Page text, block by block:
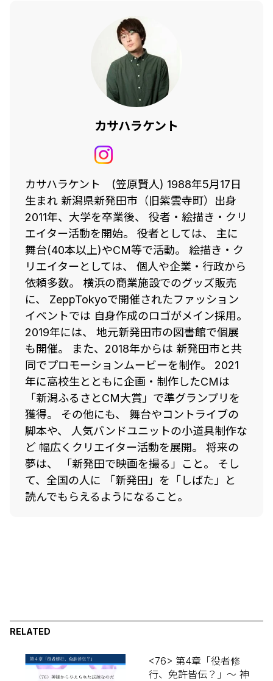
カサハラケント
カサハラケント (笠原賢人) 1988年5月17日
生まれ 新潟県新発田市（旧紫雲寺町）出身
2011年、大学を卒業後、 役者・絵描き・クリ
エイター活動を開始。 役者としては、 主に
舞台(40本以上)やCM等で活動。 絵描き・ク
リエイターとしては、 個人や企業・行政から
依頼多数。 横浜の商業施設でのグッズ販売
に、 ZeppTokyoで開催されたファッション
イベントでは 自身作成のロゴがメイン採用。
2019年には、 地元新発田市の図書館で個展
も開催。 また、2018年からは 新発田市と共
同でプロモーションムービーを制作。 2021
年に高校生とともに企画・制作したCMは
「新潟ふるさとCM大賞」で準グランプリを
獲得。 その他にも、 舞台やコントライブの
脚本や、 人気バンドユニットの小道具制作な
ど 幅広くクリエイター活動を展開。 将来の
夢は、 「新発田で映画を撮る」こと。 そし
て、全国の人に 「新発田」を「しばた」と
読んでもらえるようになること。
RELATED
<76> 第4章「役者修
行、免許皆伝？」～ 神